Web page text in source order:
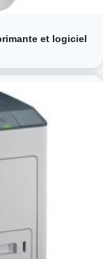
et logiciel